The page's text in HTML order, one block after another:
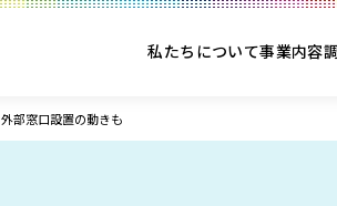
私たちについて事業内容
部窓口設置の動きも